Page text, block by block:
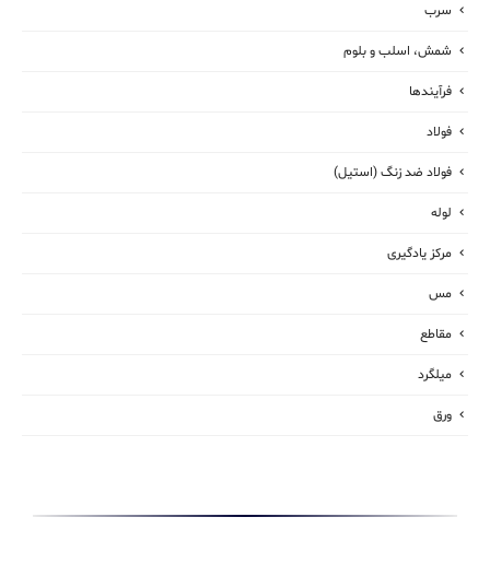
سرب
شمش، اسلب و بلوم
فرآیندها
فولاد
فولاد ضد زنگ (استیل)
لوله
مرکز یادگیری
مس
مقاطع
میلگرد
ورق